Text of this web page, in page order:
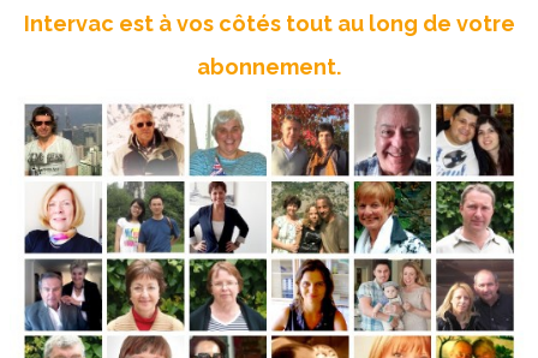
Intervac est à vos côtés tout au long de votre
abonnement.